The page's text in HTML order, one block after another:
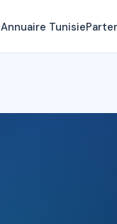
Annuaire Tunisie